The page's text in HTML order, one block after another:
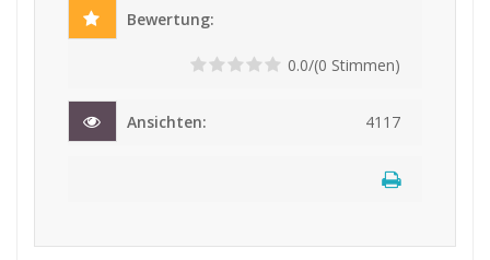
Bewertung:
0.0/(0 Stimmen)
Ansichten: 4117